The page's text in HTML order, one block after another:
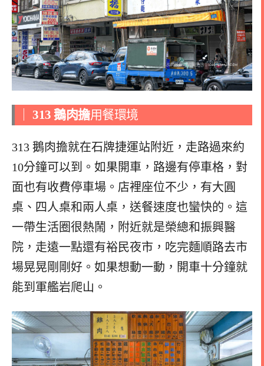
313 鵝肉擔用餐環境
313 鵝肉擔就在石牌捷運站附近，走路過來約
10分鐘可以到。如果開車，路邊有停車格，對
面也有收費停車場。店裡座位不少，有大圓
桌、四人桌和兩人桌，送餐速度也蠻快的。這
一帶生活圈很熱鬧，附近就是榮總和振興醫
院，走遠一點還有裕民夜市，吃完麵順路去市
場晃晃剛剛好。如果想動一動，開車十分鐘就
能到軍艦岩爬山。